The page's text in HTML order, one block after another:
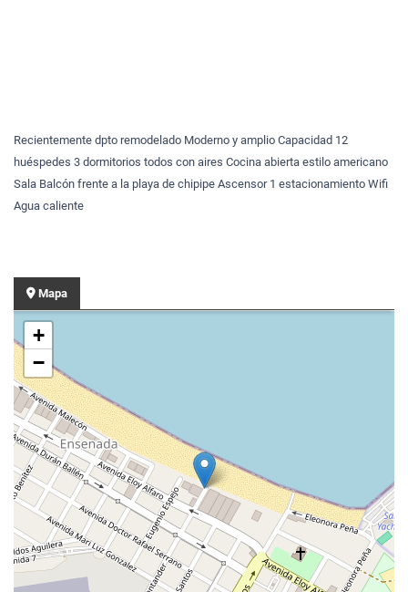
Recientemente dpto remodelado Moderno y amplio Capacidad 12
huéspedes 3 dormitorios todos con aires Cocina abierta estilo americano
Sala Balcón frente a la playa de chipipe Ascensor 1 estacionamiento Wifi
Agua caliente
Mapa
+
−